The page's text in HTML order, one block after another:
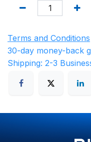
Terms and Conditions
30-day money-back
Shipping: 2-3